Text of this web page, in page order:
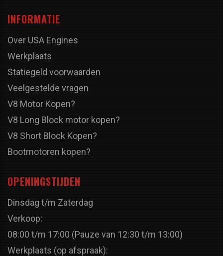
INFORMATIE
Over USA Engines
Werkplaats
Statiegeld voorwaarden
Veelgestelde vragen
V8 Motor Kopen?
V8 Long Block motor kopen?
V8 Short Block Kopen?
Bootmotoren kopen?
OPENINGSTIJDEN
Dinsdag t/m Zaterdag
Verkoop:
08:00 t/m 17:00 (Pauze van 12:30 t/m 13:00)
Werkplaats (op afspraak):